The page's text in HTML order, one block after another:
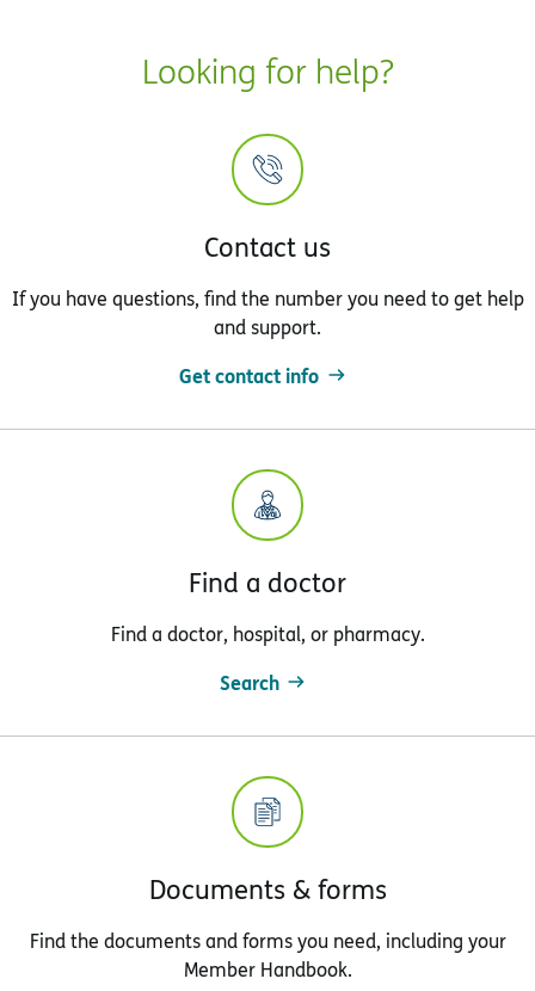
Looking for help?
Contact us
If you have questions, find the number you need to get help
and support.
Get contact info
Find a doctor
Find a doctor, hospital, or pharmacy.
Search
Documents & forms
Find the documents and forms you need, including your
Member Handbook.